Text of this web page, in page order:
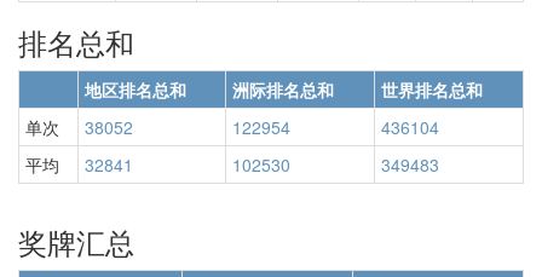
排名总和
地区排名总和 洲际排名总和
世界排名总和
单次
38052 122954
436104
平均
32841 102530 349483
奖牌汇总